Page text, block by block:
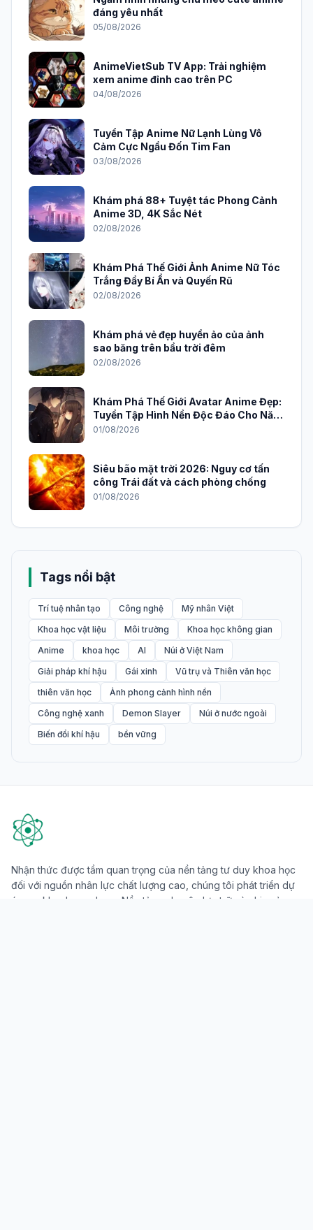
đáng yêu nhất
05/08/2026
AnimeVietSub TV App: Trải nghiệm
xem anime đỉnh cao trên PC
04/08/2026
Tuyển Tập Anime Nữ Lạnh Lùng Vô
Cảm Cực Ngầu Đốn Tim Fan
03/08/2026
Khám phá 88+ Tuyệt tác Phong Cảnh
Anime 3D, 4K Sắc Nét
02/08/2026
Khám Phá Thế Giới Ảnh Anime Nữ Tóc
Trắng Đầy Bí Ẩn và Quyến Rũ
02/08/2026
Khám phá vẻ đẹp huyền ảo của ảnh
sao băng trên bầu trời đêm
02/08/2026
Khám Phá Thế Giới Avatar Anime Đẹp:
Tuyển Tập Hình Nền Độc Đáo Cho Năm
2026
01/08/2026
Siêu bão mặt trời 2026: Nguy cơ tấn
công Trái đất và cách phòng chống
01/08/2026
Tags nổi bật
Trí tuệ nhân tạo Công nghệ
Mỹ nhân Việt
Khoa học vật liệu
Môi trường
Khoa học không gian
Anime
khoa học AI
Núi ở Việt Nam
Giải pháp khí hậu
Gái xinh
Vũ trụ và Thiên văn học
thiên văn học
Ảnh phong cảnh hình nền
Công nghệ xanh
Demon Slayer
Núi ở nước ngoài
Biến đổi khí hậu
bền vững
Nhận thức được tầm quan trọng của nền tảng tư duy khoa học
đối với nguồn nhân lực chất lượng cao, chúng tôi phát triển dự
án yeukhoahoc.edu.vn. Nền tảng chuyên lưu trữ và chia sẻ